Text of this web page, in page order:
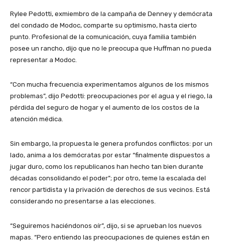
Rylee Pedotti, exmiembro de la campaña de Denney y demócrata
del condado de Modoc, comparte su optimismo, hasta cierto
punto. Profesional de la comunicación, cuya familia también
posee un rancho, dijo que no le preocupa que Huffman no pueda
representar a Modoc.
“Con mucha frecuencia experimentamos algunos de los mismos
problemas”, dijo Pedotti: preocupaciones por el agua y el riego, la
pérdida del seguro de hogar y el aumento de los costos de la
atención médica.
Sin embargo, la propuesta le genera profundos conflictos: por un
lado, anima a los demócratas por estar “finalmente dispuestos a
jugar duro, como los republicanos han hecho tan bien durante
décadas consolidando el poder”; por otro, teme la escalada del
rencor partidista y la privación de derechos de sus vecinos. Está
considerando no presentarse a las elecciones.
“Seguiremos haciéndonos oír”, dijo, si se aprueban los nuevos
mapas. “Pero entiendo las preocupaciones de quienes están en